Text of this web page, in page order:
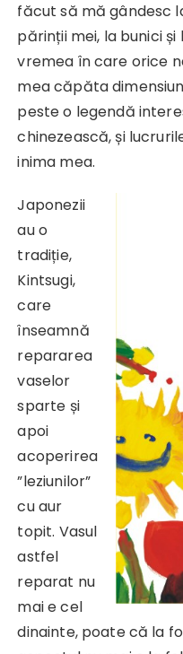
făcut să mă gândesc
părinții mei, la bunici
vremea în care orice
mea căpăta
peste o legendă
chinezească, și
inima mea.
Japonezii
au o
tradiție,
Kintsugi,
care
înseamnă
repararea
vaselor
sparte și
apoi
acoperirea
”leziunilor”
cu aur
topit. Vasul
astfel
reparat nu
mai e cel
dinainte, poate că la